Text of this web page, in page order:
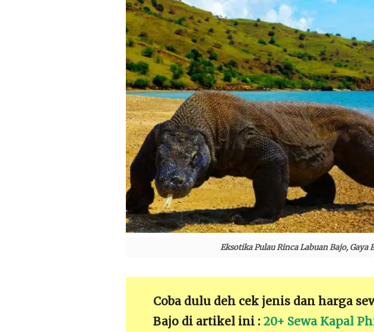
Eksotika Pulau Rinca Labuan Bajo, Gaya
Coba dulu deh cek jenis dan harga
Bajo di artikel ini : 20+ Sewa Kapal